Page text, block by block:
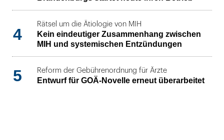
4
Rätsel um die Ätiologie von MIH
Kein eindeutiger Zusammenhang zwischen
MIH und systemischen Entzündungen
5 Reform der Gebührenordnung für Ärzte
Entwurf für GOÄ-Novelle erneut überarbeitet